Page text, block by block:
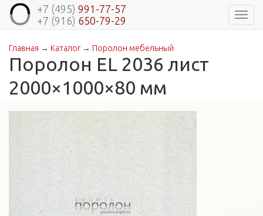
+7 (495) 991-77-57
+7 (916) 650-79-29
Вы здесь
Главная → Каталог→ Поролон мебельный
Поролон EL 2036 лист
2000×1000×80 мм